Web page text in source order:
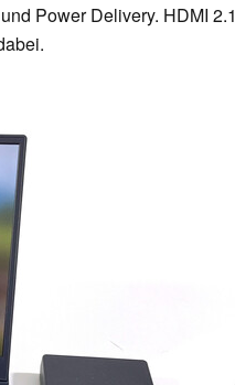
Power Delivery. HDMI 2.1